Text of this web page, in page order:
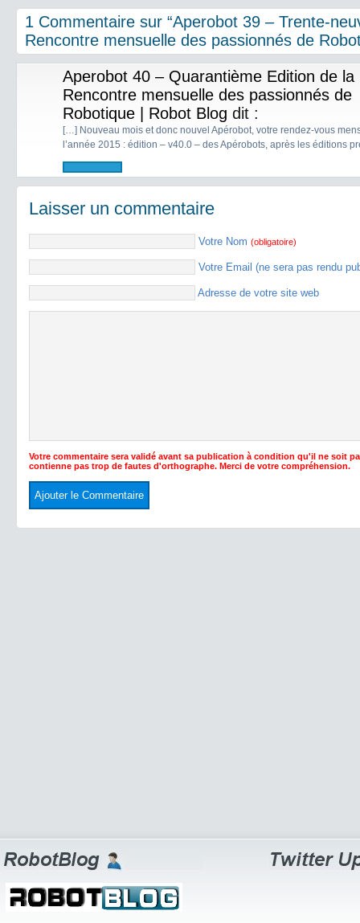
1 Commentaire sur “Aperobot 39 – Trente-
Rencontre mensuelle des passionnés de
Aperobot 40 – Quarantième Edition de la
Rencontre mensuelle des passionnés de
Robotique | Robot Blog dit :
[…] Nouveau mois et donc nouvel Apérobot, votre rendez-vous
l’année 2015 : édition – v40.0 – des Apérobots, après les éditions
Laisser un commentaire
Votre Nom (obligatoire)
Votre Email (ne sera pas rendu
Adresse de votre site web
Votre commentaire sera validé avant sa publication à condition qu'il ne soit
contienne pas trop de fautes d'orthographe. Merci de votre compréhension.